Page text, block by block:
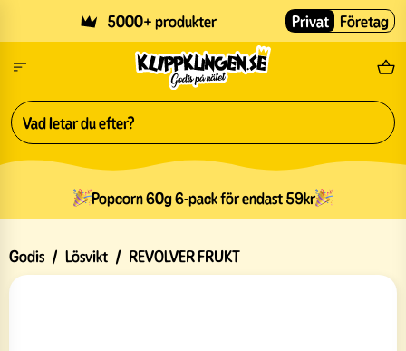
5000+ produkter Fri
Privat Företag
Popcorn 60g 6-pack för endast 59kr
Godis / Lösvikt / REVOLVER FRUKT